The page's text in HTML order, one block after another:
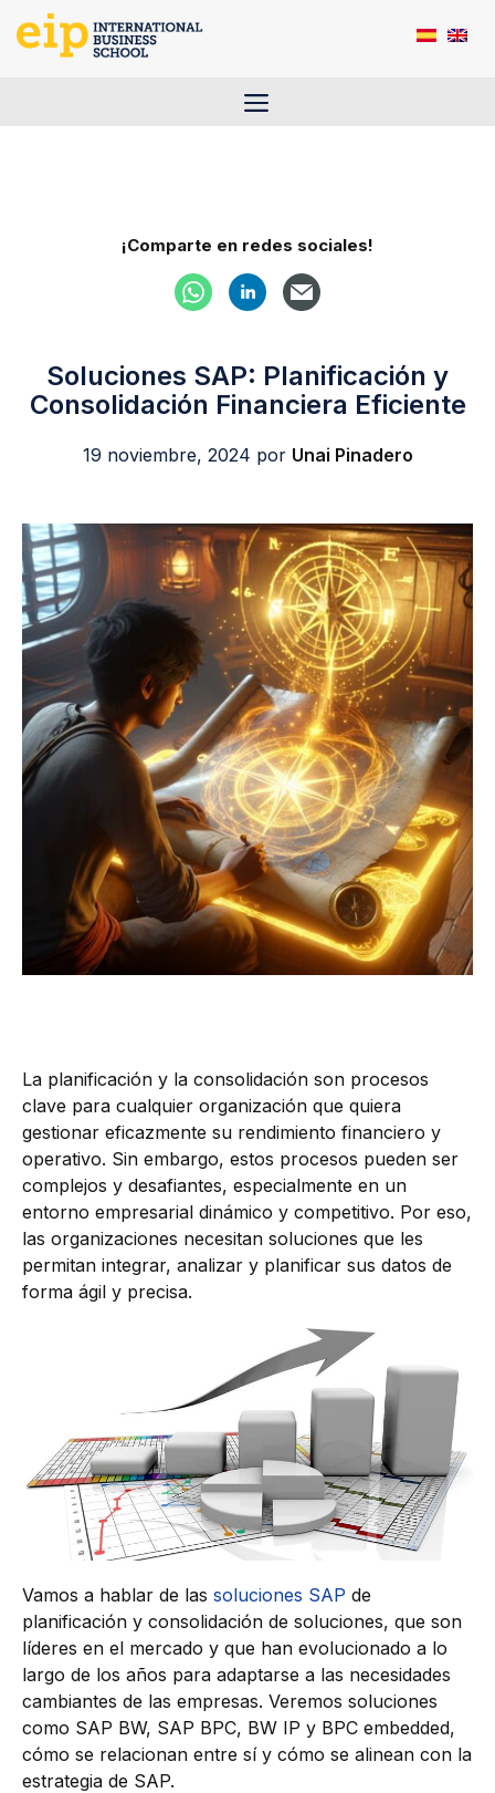
Saltar
Menú
¡Comparte en redes sociales!
Soluciones SAP: Planificación y
Consolidación Financiera Eficiente
19 noviembre, 2024 por Unai Pinadero
La planificación y la consolidación son procesos
clave para cualquier organización que quiera
gestionar eficazmente su rendimiento financiero y
operativo. Sin embargo, estos procesos pueden ser
complejos y desafiantes, especialmente en un
entorno empresarial dinámico y competitivo. Por eso,
las organizaciones necesitan soluciones que les
permitan integrar, analizar y planificar sus datos de
forma ágil y precisa.
Vamos a hablar de las soluciones SAP de
planificación y consolidación de soluciones, que son
líderes en el mercado y que han evolucionado a lo
largo de los años para adaptarse a las necesidades
cambiantes de las empresas. Veremos soluciones
como SAP BW, SAP BPC, BW IP y BPC embedded,
cómo se relacionan entre sí y cómo se alinean con la
estrategia de SAP.